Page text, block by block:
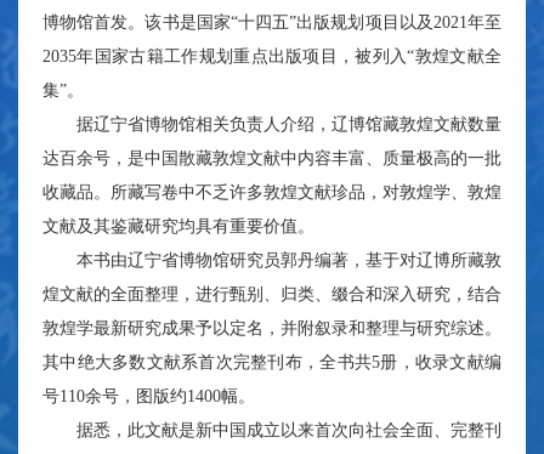
博物馆首发。该书是国家“十四五”出版规划项目以及2021年至
2035年国家古籍工作规划重点出版项目，被列入“敦煌文献全
集”。
据辽宁省博物馆相关负责人介绍，辽博馆藏敦煌文献数量
达百余号，是中国散藏敦煌文献中内容丰富、质量极高的一批
收藏品。所藏写卷中不乏许多敦煌文献珍品，对敦煌学、敦煌
文献及其鉴藏研究均具有重要价值。
本书由辽宁省博物馆研究员郭丹编著，基于对辽博所藏敦
煌文献的全面整理，进行甄别、归类、缀合和深入研究，结合
敦煌学最新研究成果予以定名，并附叙录和整理与研究综述。
其中绝大多数文献系首次完整刊布，全书共5册，收录文献编
号110余号，图版约1400幅。
据悉，此文献是新中国成立以来首次向社会全面、完整刊